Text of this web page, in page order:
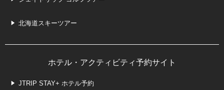
北海道スキーツアー
ホテル・アクティビティ予約サイト
JTRIP STAY+ ホテル予約